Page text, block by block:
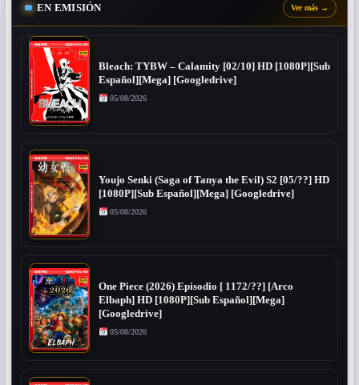
EN EMISIÓN Ver más →
Bleach: TYBW – Calamity [02/10] HD [1080P][Sub
Español][Mega] [Googledrive]
05/08/2026
Youjo Senki (Saga of Tanya the Evil) S2 [05/??] HD
[1080P][Sub Español][Mega] [Googledrive]
05/08/2026
One Piece (2026) Episodio [ 1172/??] [Arco
Elbaph] HD [1080P][Sub Español][Mega]
[Googledrive]
05/08/2026